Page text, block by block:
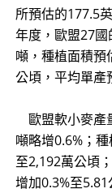
所預估的177.5
年度，歐盟27
噸，種植面積預
公頃，平均單產
歐盟軟小麥產
噸略增0.6%；
至2,192萬公頃
增加0.3%至